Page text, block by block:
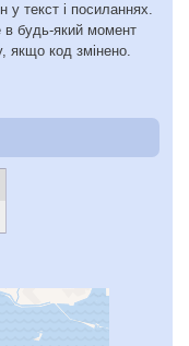
у текст і посиланнях.
будь-який момент
якщо код змінено.